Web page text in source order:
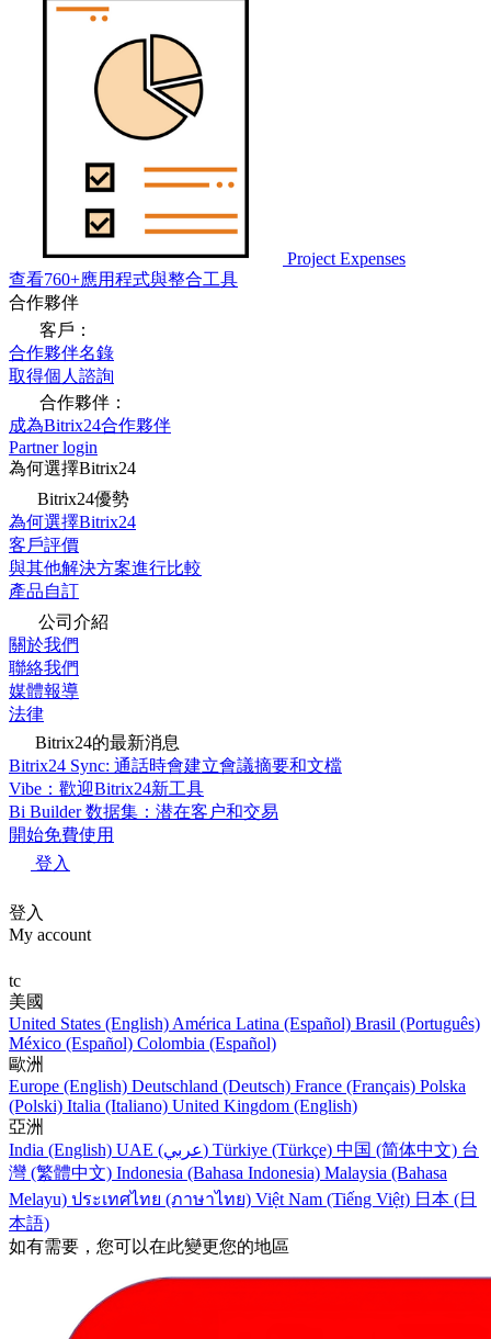
Project Expenses
查看760+應用程式與整合工具
合作夥伴
客戶：
合作夥伴名錄
取得個人諮詢
合作夥伴：
成為Bitrix24合作夥伴
Partner login
為何選擇Bitrix24
Bitrix24優勢
為何選擇Bitrix24
客戶評價
與其他解決方案進行比較
產品自訂
公司介紹
關於我們
聯絡我們
媒體報導
法律
Bitrix24的最新消息
Bitrix24 Sync: 通話時會建立會議摘要和文檔
Vibe：歡迎Bitrix24新工具
Bi Builder 数据集：潜在客户和交易
開始免費使用
登入
登入
My account
tc
美國
United States (English) América Latina (Español) Brasil (Português)
México (Español) Colombia (Español)
歐洲
Europe (English) Deutschland (Deutsch) France (Français) Polska
(Polski) Italia (Italiano) United Kingdom (English)
亞洲
India (English)
UAE (عربي) Türkiye (Türkçe) 中国 (简体中文) 台
灣 (繁體中文) Indonesia (Bahasa Indonesia) Malaysia (Bahasa
Melayu) ประเทศไทย (ภาษาไทย) Việt Nam (Tiếng Việt) 日本 (日
本語)
如有需要，您可以在此變更您的地區